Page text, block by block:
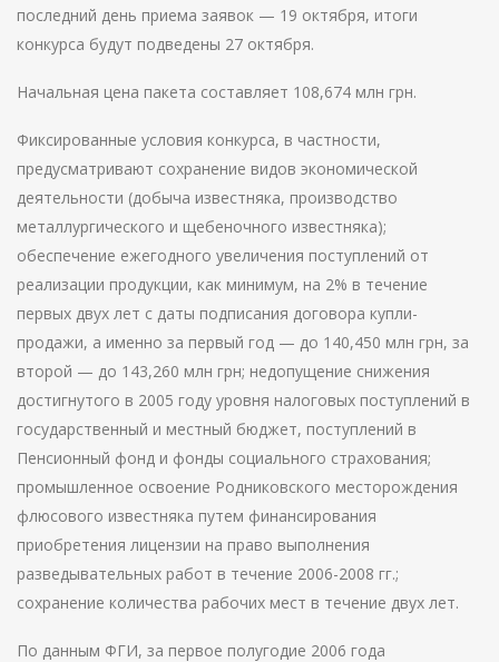
последний день приема заявок — 19 октября, итоги
конкурса будут подведены 27 октября.
Начальная цена пакета составляет 108,674 млн грн.
Фиксированные условия конкурса, в частности,
предусматривают сохранение видов экономической
деятельности (добыча известняка, производство
металлургического и щебеночного известняка);
обеспечение ежегодного увеличения поступлений от
реализации продукции, как минимум, на 2% в течение
первых двух лет с даты подписания договора купли-
продажи, а именно за первый год — до 140,450 млн грн, за
второй — до 143,260 млн грн; недопущение снижения
достигнутого в 2005 году уровня налоговых поступлений в
государственный и местный бюджет, поступлений в
Пенсионный фонд и фонды социального страхования;
промышленное освоение Родниковского месторождения
флюсового известняка путем финансирования
приобретения лицензии на право выполнения
разведывательных работ в течение 2006-2008 гг.;
сохранение количества рабочих мест в течение двух лет.
По данным ФГИ, за первое полугодие 2006 года